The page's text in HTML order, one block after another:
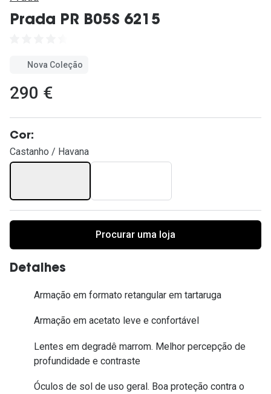
Prada PR B05S 6215
Nova Coleção
290 €
Cor:
Castanho / Havana
Procurar uma loja
Detalhes
Armação em formato retangular em tartaruga
Armação em acetato leve e confortável
Lentes em degradê marrom. Melhor percepção de
profundidade e contraste
Óculos de sol de uso geral. Boa proteção contra o